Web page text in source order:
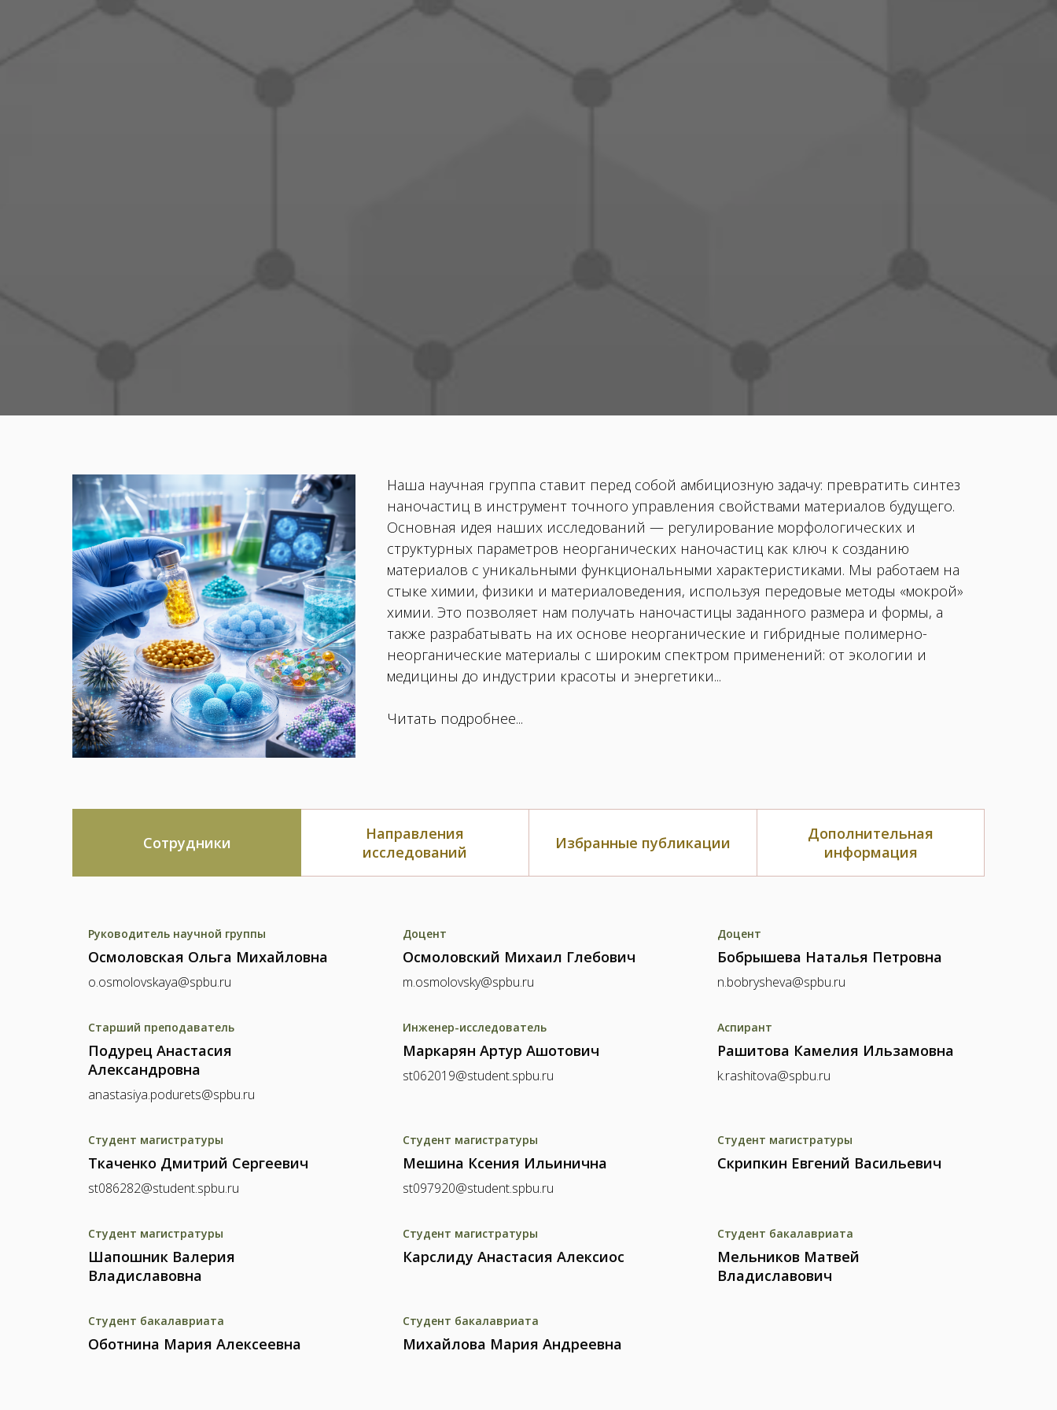
Наша научная группа ставит перед собой амбициозную задачу: превратить синтез
наночастиц в инструмент точного управления свойствами материалов будущего.
Основная идея наших исследований — регулирование морфологических и
структурных параметров неорганических наночастиц как ключ к созданию
материалов с уникальными функциональными характеристиками. Мы работаем на
стыке химии, физики и материаловедения, используя передовые методы «мокрой»
химии. Это позволяет нам получать наночастицы заданного размера и формы, а
также разрабатывать на их основе неорганические и гибридные полимерно-
неорганические материалы с широким спектром применений: от экологии и
медицины до индустрии красоты и энергетики...
Читать подробнее...
Сотрудники
Направления
исследований
Избранные публикации
Дополнительная
информация
Руководитель научной группы
Осмоловская Ольга Михайловна
o.osmolovskaya@spbu.ru
Доцент
Осмоловский Михаил Глебович
m.osmolovsky@spbu.ru
Доцент
Бобрышева Наталья Петровна
n.bobrysheva@spbu.ru
Старший преподаватель
Подурец Анастасия
Александровна
anastasiya.podurets@spbu.ru
Инженер-исследователь
Маркарян Артур Ашотович
st062019@student.spbu.ru
Аспирант
Рашитова Камелия Ильзамовна
k.rashitova@spbu.ru
Студент магистратуры
Ткаченко Дмитрий Сергеевич
st086282@student.spbu.ru
Студент магистратуры
Мешина Ксения Ильинична
st097920@student.spbu.ru
Студент магистратуры
Скрипкин Евгений Васильевич
Студент магистратуры
Шапошник Валерия
Владиславовна
Студент магистратуры
Карслиду Анастасия Алексиос
Студент бакалавриата
Мельников Матвей
Владиславович
Студент бакалавриата
Оботнина Мария Алексеевна
Студент бакалавриата
Михайлова Мария Андреевна